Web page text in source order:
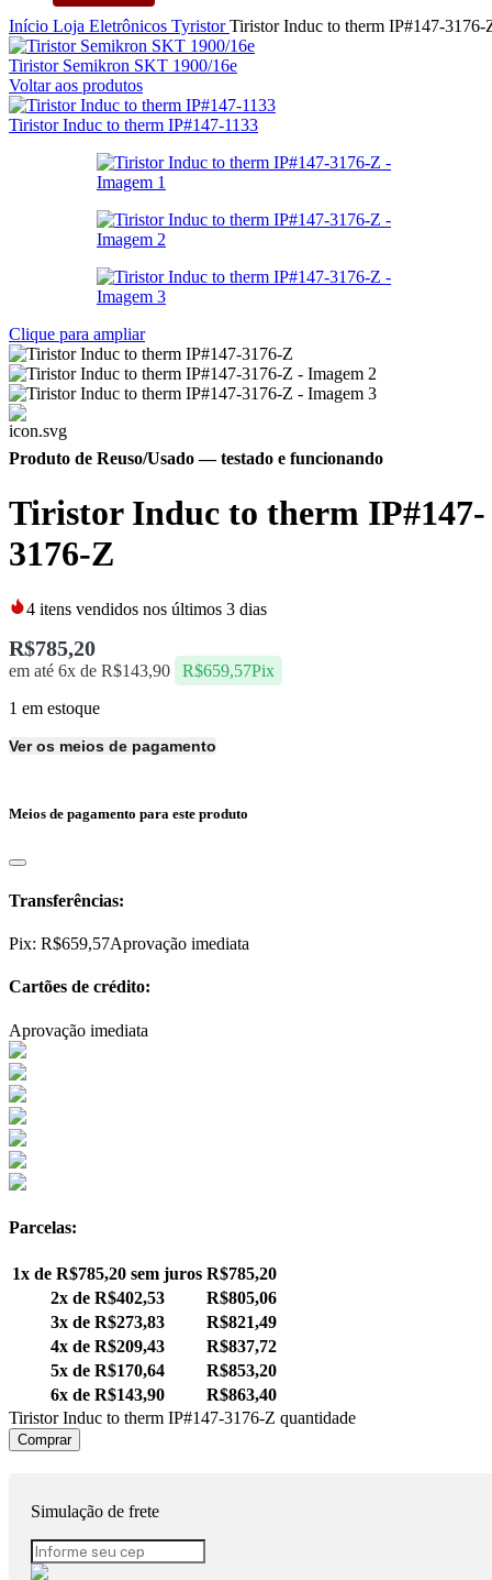
Início Loja Eletrônicos TyristorTiristor Induc to therm IP#147-3176-
Tiristor Semikron SKT 1900/16e
Voltar aos produtos
Tiristor Induc to therm IP#147-1133
Clique para ampliar
Produto de Reuso/Usado— testado e funcionando
Tiristor Induc to therm IP#147-
3176-Z
4 itens vendidos nos últimos 3 dias
R$785,20
em até 6x de R$143,90 R$659,57Pix
1 em estoque
Ver os meios de pagamento
Meios de pagamento para este produto
Transferências:
Pix: R$659,57Aprovação imediata
Cartões de crédito:
Aprovação imediata
Parcelas:
1x de R$785,20 sem juros R$785,20
2x de R$402,53 R$805,06
3x de R$273,83 R$821,49
4x de R$209,43 R$837,72
5x de R$170,64 R$853,20
6x de R$143,90 R$863,40
Tiristor Induc to therm IP#147-3176-Z quantidade
Comprar
Simulação de frete